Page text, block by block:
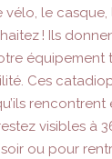
vélo, le
! Ils
équipement
Ces
rencontrent
visibles à
ou pour